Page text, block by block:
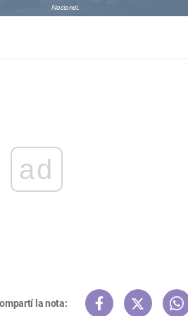
ad
la nota: